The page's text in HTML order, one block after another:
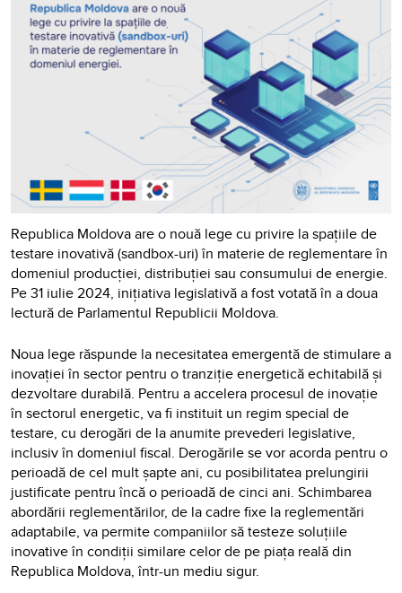
Republica Moldova are o nouă lege cu privire la spațiile de
testare inovativă (sandbox-uri) în materie de reglementare în
domeniul producției, distribuției sau consumului de energie.
Pe 31 iulie 2024, inițiativa legislativă a fost votată în a doua
lectură de Parlamentul Republicii Moldova.
Noua lege răspunde la necesitatea emergentă de stimulare a
inovației în sector pentru o tranziție energetică echitabilă și
dezvoltare durabilă. Pentru a accelera procesul de inovație
în sectorul energetic, va fi instituit un regim special de
testare, cu derogări de la anumite prevederi legislative,
inclusiv în domeniul fiscal. Derogările se vor acorda pentru o
perioadă de cel mult șapte ani, cu posibilitatea prelungirii
justificate pentru încă o perioadă de cinci ani. Schimbarea
abordării reglementărilor, de la cadre fixe la reglementări
adaptabile, va permite companiilor să testeze soluțiile
inovative în condiții similare celor de pe piața reală din
Republica Moldova, într-un mediu sigur.